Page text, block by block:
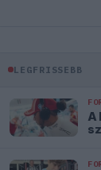
LEGFRISSEBB
A